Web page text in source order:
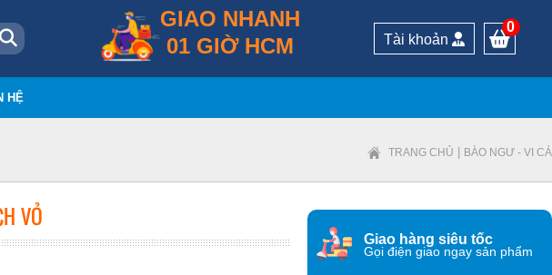
GIAO NHANH
01 GIỜ HCM
Tài khoản
0
HỆ
TRANG CHỦ BÀO NGƯ - VI CÁ
VỎ
Giao hàng siêu tốc
Gọi điện giao ngay sản phẩm